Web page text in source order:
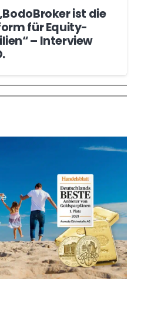
ist die
für Equity-
– Interview